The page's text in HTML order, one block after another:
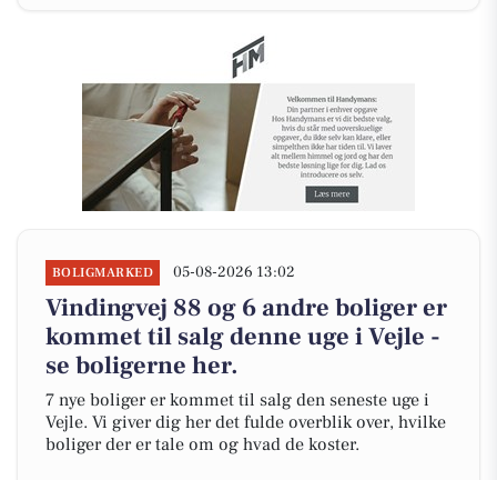
BOLIGMARKED 05-08-2026 13:02
Vindingvej 88 og 6 andre boliger er
kommet til salg denne uge i Vejle -
se boligerne her.
7 nye boliger er kommet til salg den seneste uge i
Vejle. Vi giver dig her det fulde overblik over, hvilke
boliger der er tale om og hvad de koster.